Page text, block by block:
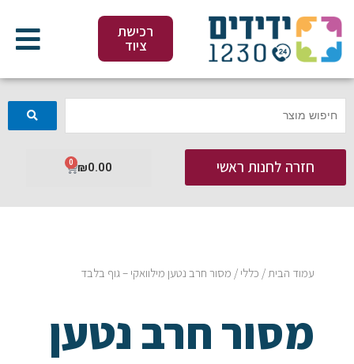
לתוכן
רכישת
ציוד
חזרה לחנות ראשי ₪0.00
0 עגלת
עמוד הבית / כללי / מסור חרב נטען מילוואקי – גוף בלבד
מסור חרב נטען